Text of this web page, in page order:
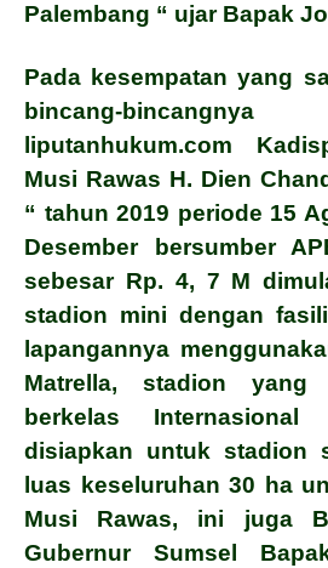
Palembang “ ujar Bapak
Pada kesempatan yang
bincang-
liputanhukum.com
Musi Rawas H. Dien
“ tahun 2019 periode 15
Desember bersumber
sebesar Rp. 4, 7 M
stadion mini dengan
lapangannya
Matrella, stadion yang
berkelas
disiapkan untuk stadion
luas keseluruhan 30 ha
Musi Rawas, ini juga
Gubernur Sumsel